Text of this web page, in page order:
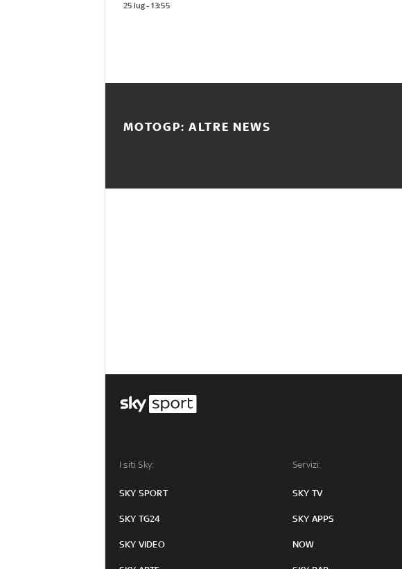
25 lug - 13:55
MOTOGP: ALTRE NEWS
I siti Sky:
SKY SPORT
SKY TG24
SKY VIDEO
Servizi:
SKY TV
SKY APPS
NOW